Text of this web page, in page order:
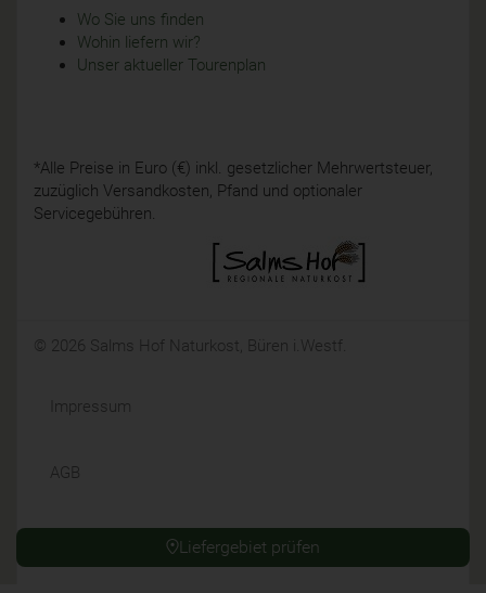
Liefergebiet prüfen
Wo Sie uns finden
Wohin liefern wir?
Unser aktueller Tourenplan
*Alle Preise in Euro (€) inkl. gesetzlicher Mehrwertsteuer,
zuzüglich Versandkosten, Pfand und optionaler
Servicegebühren.
© 2026 Salms Hof Naturkost, Büren i.Westf.
Impressum
AGB